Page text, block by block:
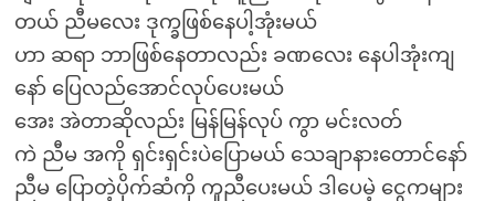
တယ် ညီမလေး ဒုက္ခဖြစ်နေပါ့အုံးမယ်
ဟာ ဆရာ ဘာဖြစ်နေတာလည်း ခဏလေး နေပါအုံးကျ
နော် ပြေလည်အောင်လုပ်ပေးမယ်
အေး အဲတာဆိုလည်း မြန်မြန်လုပ် ကွာ မင်းလတ်
ကဲ ညီမ အကို ရှင်းရှင်းပဲပြောမယ် သေချာနားတောင်နော်
ညီမ ပြောတဲ့ပိုက်ဆံကို ကူညီပေးမယ် ဒါပေမဲ့ ငွေကများ